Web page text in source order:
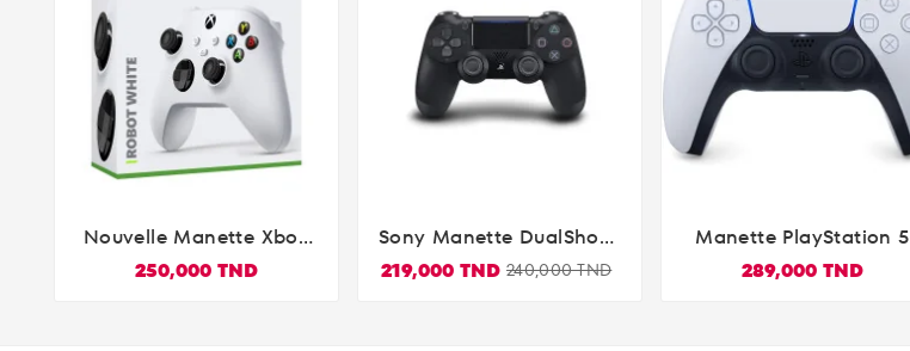

Nouvelle Manette Xbox
Sans Fil - Robot White
250,000 TND

Sony Manette DualShock
4 V2 Officielle Pour PS4 -
Noire
219,000 TND 240,000 TND

Manette PlayStation 5
Officielle DualSense PS5
Blanc
289,000 TND